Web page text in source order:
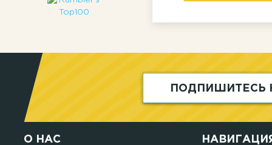
ПОДПИШИТЕСЬ
О НАС